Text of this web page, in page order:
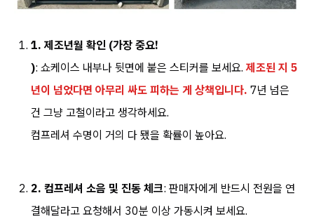
1. 제조년월 확인 (가장 중요!
): 쇼케이스 내부나 뒷면에 붙은 스티커를 보세요. 제조된 지 5
년이 넘었다면 아무리 싸도 피하는 게 상책입니다. 7년 넘은
건 그냥 고철이라고 생각하세요.
컴프레셔 수명이 거의 다 됐을 확률이 높아요.
2. 컴프레셔 소음 및 진동 체크: 판매자에게 반드시 전원을 연
결해달라고 요청해서 30분 이상 가동시켜 보세요.